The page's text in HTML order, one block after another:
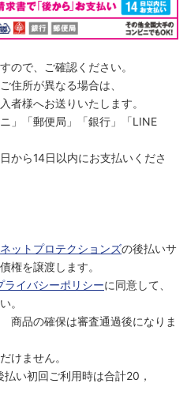
ので、ご確認ください。
住所が異なる場合は、
者様へお送りいたします。
」「郵便局」「銀行」「LINE
から14日以内にお支払いくださ
ットプロテクションズの後払いサ
権を譲渡します。
ライバシーポリシーに同意して、
。
商品の確保は審査通過後になりま
けません。
い初回ご利用時は合計20，